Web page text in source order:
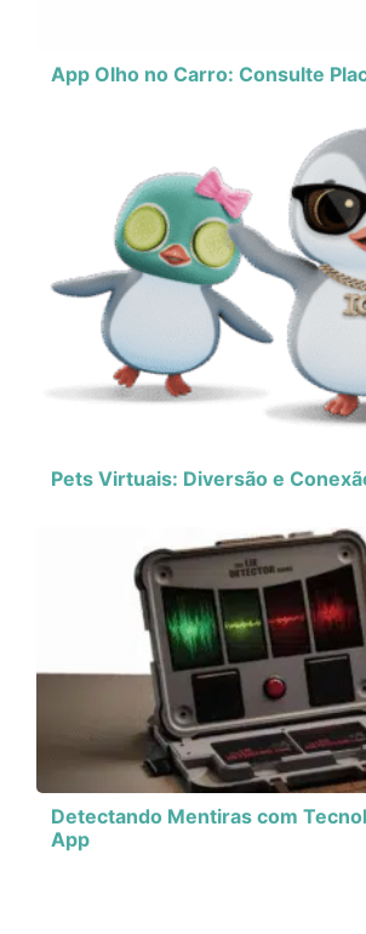
App Olho no Carro: Consulte
Pets Virtuais: Diversão e
Detectando Mentiras com
App